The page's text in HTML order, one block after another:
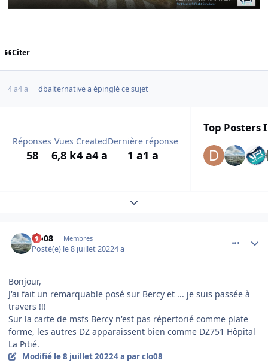
Citer
4 a4 a dbalternativea épinglé ce sujet
Réponses
58
Vues
6,8 k
Created
4 a4 a
Dernière réponse
1 a1 a
Top Posters
Expand topic overview
clo08 Membres
Posté(e) le 8 juillet 20224 a
Bonjour,
J'ai fait un remarquable posé sur Bercy et ... je suis passée à
travers !!!
Sur la carte de msfs Bercy n'est pas répertorié comme plate
forme, les autres DZ apparaissent bien comme DZ751 Hôpital
La Pitié.
Modifié le 8 juillet 20224 a par clo08